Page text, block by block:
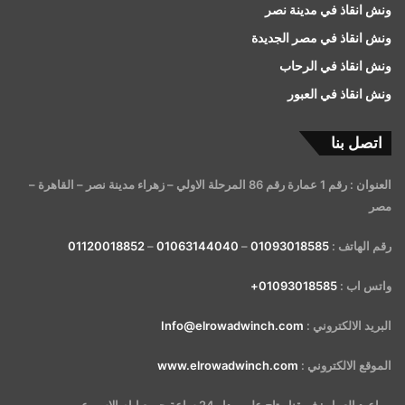
ونش انقاذ في مدينة نصر
ونش انقاذ في مصر الجديدة
ونش انقاذ في الرحاب
ونش انقاذ في العبور
اتصل بنا
العنوان : رقم 1 عمارة رقم 86 المرحلة الاولي – زهراء مدينة نصر – القاهرة –
مصر
رقم الهاتف : 01093018585
–
01063144040
–
01120018852
واتس اب : 01093018585+
البريد الالكتروني : Info@elrowadwinch.com
الموقع الالكتروني : www.elrowadwinch.com